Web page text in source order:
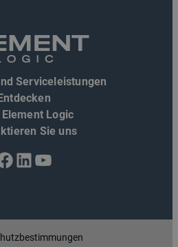
Serviceleistungen
Element Logic
Sie uns
LinkedIn
YouTube